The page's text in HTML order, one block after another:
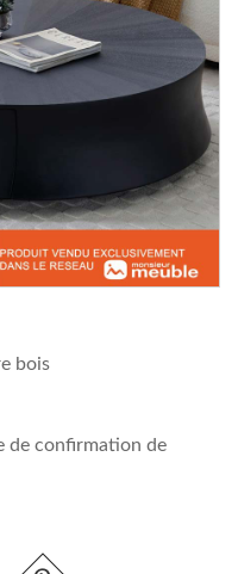
bois
de confirmation de